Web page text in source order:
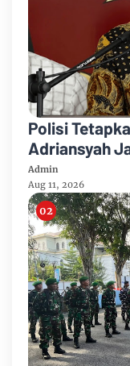
Polisi
Adriansyah
Admin
Aug 11, 2026